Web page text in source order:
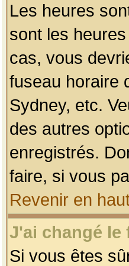
Les heures
sont les
cas, vous
fuseau horaire
Sydney, etc.
des autres
enregistrés.
faire, si vous
Revenir en
J'ai changé le
Si vous êtes